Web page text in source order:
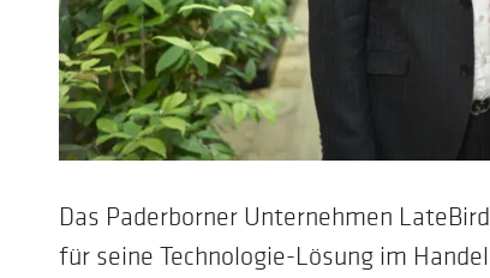
Das Paderborner Unternehmen
für seine Technologie-Lösung im